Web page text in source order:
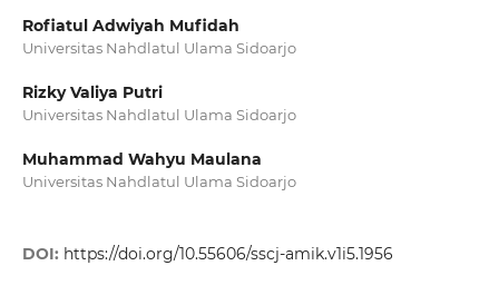
Rofiatul Adwiyah Mufidah
Universitas Nahdlatul Ulama Sidoarjo
Rizky Valiya Putri
Universitas Nahdlatul Ulama Sidoarjo
Muhammad Wahyu Maulana
Universitas Nahdlatul Ulama Sidoarjo
DOI: https://doi.org/10.55606/sscj-amik.v1i5.1956